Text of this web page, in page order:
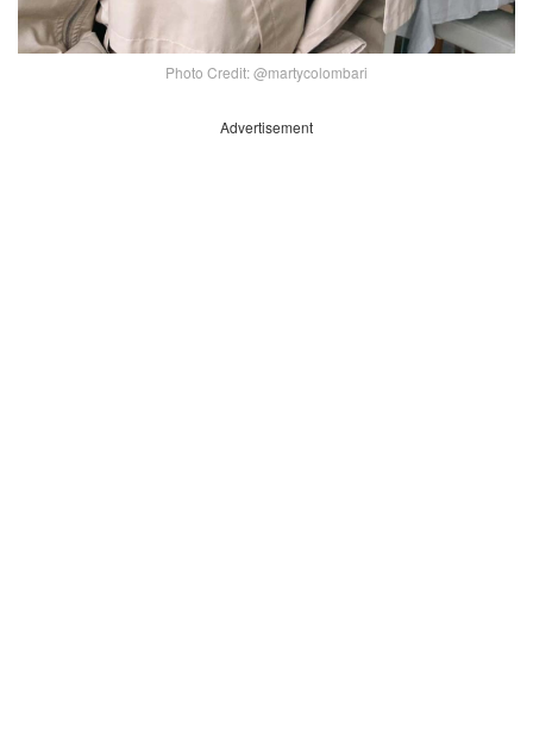
Photo Credit: @martycolombari
Advertisement